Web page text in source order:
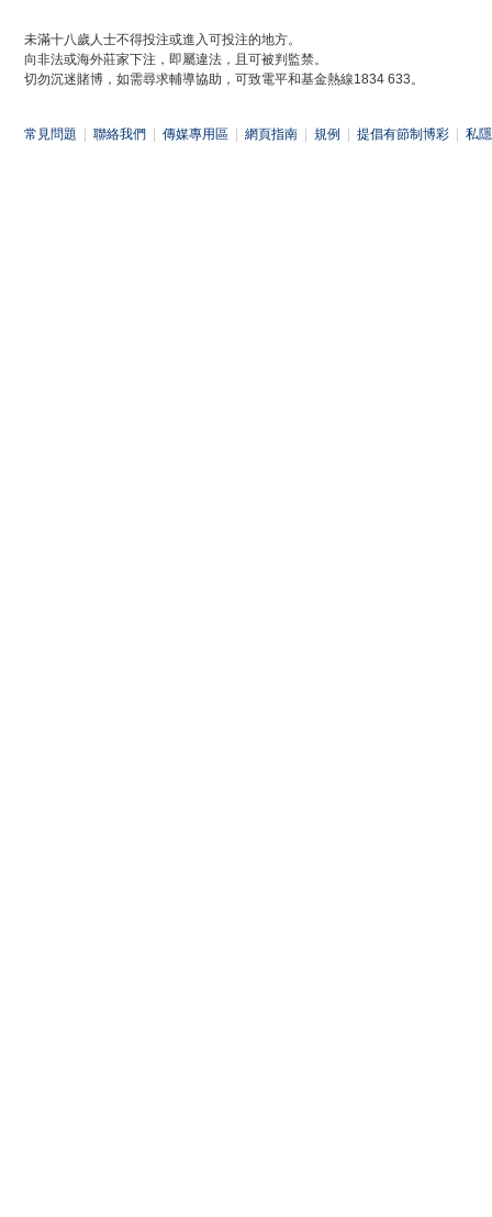
未滿十八歲人士不得投注或進入可投注的地方。
向非法或海外莊家下注，即屬違法，且可被判監禁。
切勿沉迷賭博，如需尋求輔導協助，可致電平和基金熱線1834 633。
常見問題 聯絡我們 傳媒專用區 網頁指南 規例 提倡有節制博彩 私